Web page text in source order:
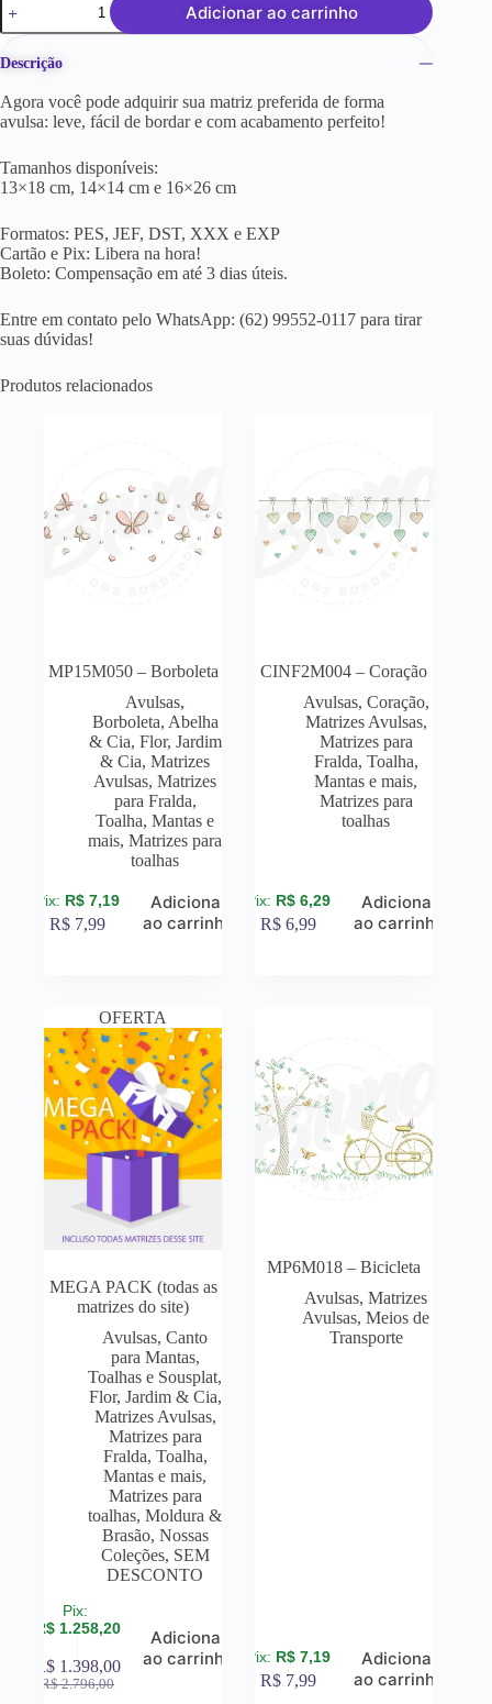
Adicionar ao carrinho
Descrição
Agora você pode adquirir sua matriz preferida de forma
avulsa: leve, fácil de bordar e com acabamento perfeito!
Tamanhos disponíveis:
13×18 cm, 14×14 cm e 16×26 cm
Formatos: PES, JEF, DST, XXX e EXP
Cartão e Pix: Libera na hora!
Boleto: Compensação em até 3 dias úteis.
Entre em contato pelo WhatsApp: (62) 99552-0117 para tirar
suas dúvidas!
Produtos relacionados
MP15M050 – Borboleta
Avulsas,
Borboleta, Abelha
& Cia, Flor, Jardim
& Cia,Matrizes
Avulsas,Matrizes
para Fralda,
Toalha, Mantas e
mais,Matrizes para
toalhas
R$ 7,19
R$ 7,99
Adicionar
ao carrinho
CINF2M004 – Coração
Avulsas, Coração,
Matrizes Avulsas,
Matrizes para
Fralda, Toalha,
Mantas e mais,
Matrizes para
toalhas
R$ 6,29
R$ 6,99
Adicionar
ao carrinho
OFERTA
MEGA PACK (todas as
matrizes do site)
Avulsas,Canto
para Mantas,
Toalhas e Sousplat,
Flor, Jardim & Cia,
Matrizes Avulsas,
Matrizes para
Fralda, Toalha,
Mantas e mais,
Matrizes para
toalhas,Moldura &
Brasão, Nossas
Coleções, SEM
DESCONTO
R$1.258,20
R$2.796,00
R$ 1.398,00
Adicionar
ao carrinho
MP6M018 – Bicicleta
Avulsas,Matrizes
Avulsas,Meios de
Transporte
R$ 7,19
R$ 7,99
Adicionar
ao carrinho